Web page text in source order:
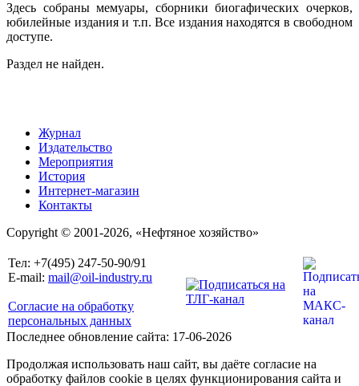
Здесь собраны мемуары, сборники биогафических очерков,
юбилейные издания и т.п. Все издания находятся в свободном
доступе.
Раздел не найден.
Журнал
Издательство
Мероприятия
История
Интернет-магазин
Контакты
Copyright © 2001-2026, «Нефтяное хозяйство»
Тел: +7(495) 247-50-90/91
E-mail: mail@oil-industry.ru
Согласие на обработку
персональных данных
Последнее обновление сайта: 17-06-2026
Продолжая использовать наш сайт, вы даёте согласие на
обработку файлов cookie в целях функционирования сайта и